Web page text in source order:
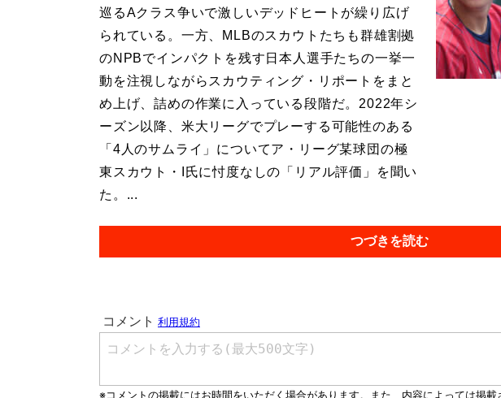
巡るAクラス争いで激しいデッドヒートが繰り広げ
られている。一方、MLBのスカウトたちも群雄割拠
のNPBでインパクトを残す日本人選手たちの一挙一
動を注視しながらスカウティング・リポートをまと
め上げ、詰めの作業に入っている段階だ。2022年シ
ーズン以降、米大リーグでプレーする可能性のある
「4人のサムライ」についてア・リーグ某球団の極
東スカウト・I氏に忖度なしの「リアル評価」を聞い
た。...
つづきを読む